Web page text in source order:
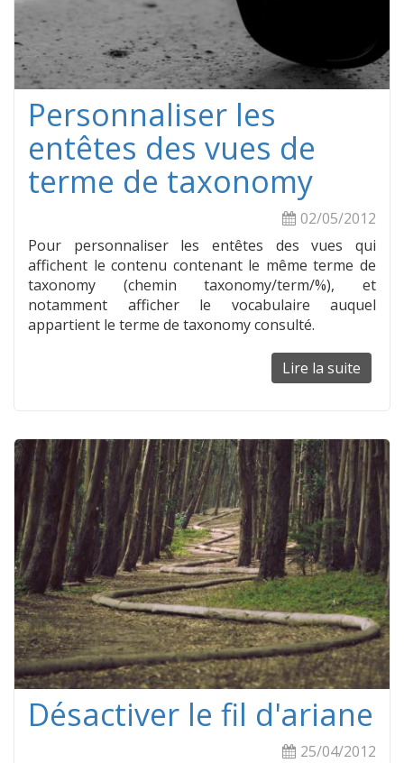
Personnaliser les
entêtes des vues de
terme de taxonomy
02/05/2012
Pour personnaliser les entêtes des vues qui
affichent le contenu contenant le même terme de
taxonomy (chemin taxonomy/term/%), et
notamment afficher le vocabulaire auquel
appartient le terme de taxonomy consulté.
Lire la suite
des
vues
de
terme
de
Désactiver le fil d'ariane
25/04/2012